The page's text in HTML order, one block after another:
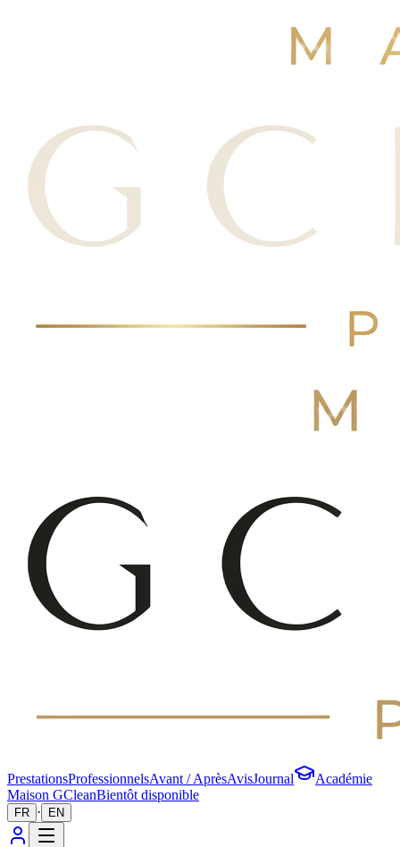
PrestationsProfessionnelsAvant / AprèsAvisJournal
Académie
Maison GCleanBientôt disponible
FR · EN